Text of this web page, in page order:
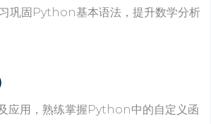
巩固Python基本语法，提升数学分析
应用，熟练掌握Python中的自定义函